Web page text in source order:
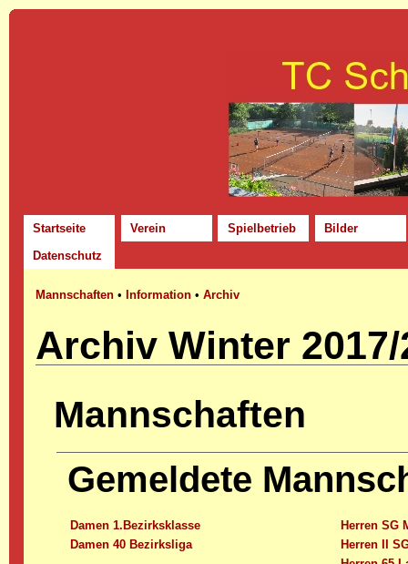
Startseite Verein Spielbetrieb
Bilder
Datenschutz
Mannschaften • Information •Archiv
Archiv Winter 2017/
Mannschaften
Gemeldete
Damen 1.Bezirksklasse
Damen 40 Bezirksliga
Herren SG
Herren II